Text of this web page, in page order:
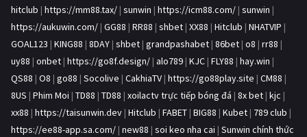
hitclub | https://mm88.tax/ | sunwin | https://icm88.com/ | sunwin |
https://aukuwin.com/ | GG88 | RR88 | shbet | XX88 | Hitclub | NHATVIP |
GOAL123 | KING88 | 8DAY | shbet | grandpashabet | 86bet | o8 | rr88 |
uy88 | onbet | https://go8f.design/ | alo789 | KJC | FLY88 | hay.win |
QS88 | O8 | go88 | Socolive | CakhiaTV | https://go88play.site | CM88 |
8US | Phim Moi | TD88 | TD88 | xoilactv trực tiếp bóng đá | 8x bet | kjc |
xx88 | https://taisunwin.dev | Hitclub | FABET | BIG88 | Kubet | 789 club |
https://ee88-app.sa.com/ | new88 | soi keo nha cai | Sunwin chính thức